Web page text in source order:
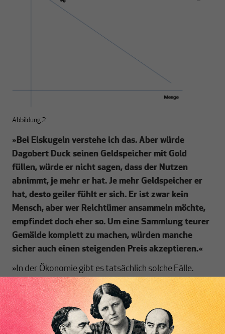
Abbildung 2
»Bei Eiskugeln verstehe ich das. Aber würde
Dagobert Duck seinen Geldspeicher mit Gold
füllen, würde er nicht sagen, dass der Nutzen
abnimmt, je mehr er hat. Je mehr Geldspeicher er
hat, desto geiler fühlt er sich. Er ist zwar kein
Mensch, aber wer Reichtümer ansammeln möchte,
empfindet doch eher so. Um eine Sammlung teurer
Gemälde komplett zu machen, würden manche
sicher auch einen steigenden Preis akzeptieren.«
»In der Ökonomie gibt es tatsächlich solche Fälle.
Diese Nachfrager verhalten sich anders als die
Eiskäufer: Bei steigendem Preis sinkt ihre Nachfrage
nicht. Sie kaufen immer noch die gleiche Menge oder
sogar mehr. Dies zeigt noch einmal, dass die